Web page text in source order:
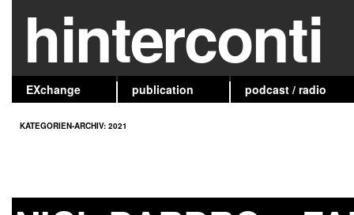
hinterconti
EXchange publication podcast / radio
KATEGORIEN-ARCHIV: 2021